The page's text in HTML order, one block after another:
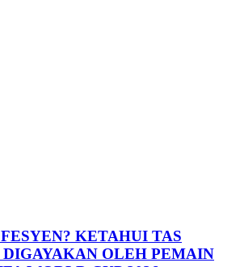
KETAHUI TAS
DIGAYAKAN OLEH PEMAIN